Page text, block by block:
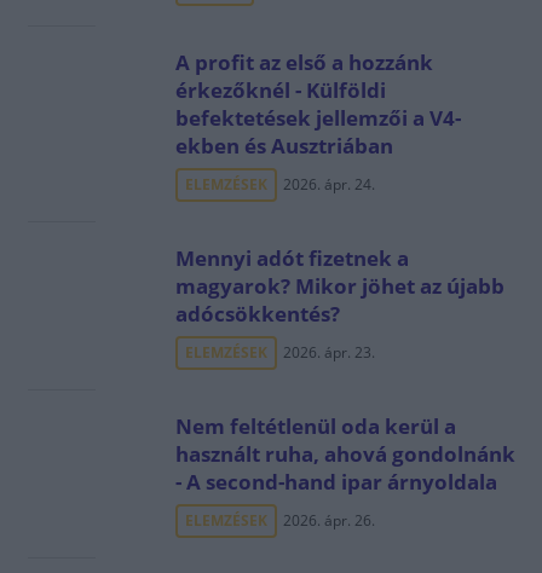
A profit az első a hozzánk
érkezőknél - Külföldi
befektetések jellemzői a V4-
ekben és Ausztriában
ELEMZÉSEK 2026. ápr. 24.
Mennyi adót fizetnek a
magyarok? Mikor jöhet az újabb
adócsökkentés?
ELEMZÉSEK 2026. ápr. 23.
Nem feltétlenül oda kerül a
használt ruha, ahová gondolnánk
- A second-hand ipar árnyoldala
ELEMZÉSEK 2026. ápr. 26.